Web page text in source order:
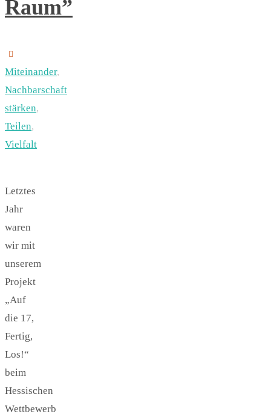
Raum”
Miteinander,
Nachbarschaft
stärken,
Teilen,
Vielfalt
Letztes
Jahr
waren
wir mit
unserem
Projekt
„Auf
die 17,
Fertig,
Los!“
beim
Hessischen
Wettbewerb